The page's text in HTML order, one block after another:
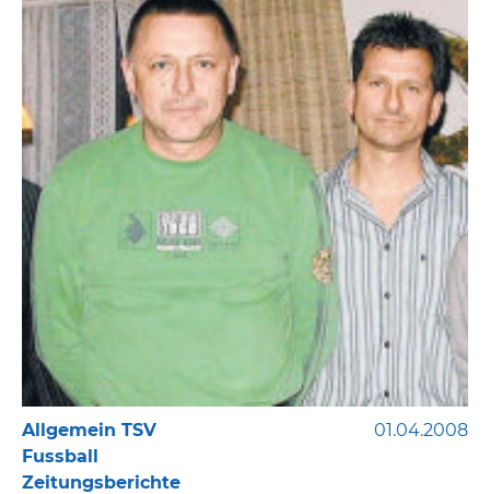
Allgemein TSV
Fussball
Zeitungsberichte
01.04.2008